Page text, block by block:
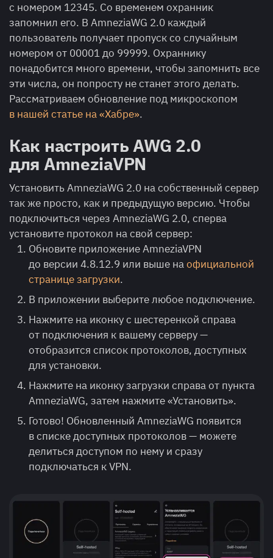
с номером 12345. Со временем охранник
запомнил его. В AmneziaWG 2.0 каждый
пользователь получает пропуск со случайным
номером от 00001 до 99999. Охраннику
понадобится много времени, чтобы запомнить все
эти числа, он попросту не станет этого делать.
Рассматриваем обновление под микроскопом
в нашей статье на «Хабре».
Как настроить AWG 2.0
для AmneziaVPN
Установить AmneziaWG 2.0 на собственный сервер
так же просто, как и предыдущую версию. Чтобы
подключиться через AmneziaWG 2.0, сперва
установите протокол на свой сервер:
Обновите приложение AmneziaVPN
до версии 4.8.12.9 или выше наофициальной
странице загрузки.
В приложении выберите любое подключение.
Нажмите на иконку с шестеренкой справа
от подключения к вашему серверу —
отобразится список протоколов, доступных
для установки.
Нажмите на иконку загрузки справа от пункта
AmneziaWG, затем нажмите «Установить».
Готово! Обновленный AmneziaWG появится
в списке доступных протоколов — можете
делиться доступом по нему и сразу
подключаться к VPN.